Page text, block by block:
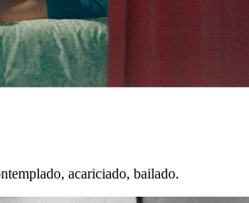
acariciado, bailado.